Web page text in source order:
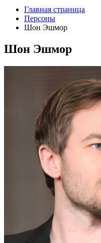
Главная страница
Персоны
Шон Эшмор
Шон Эшмор